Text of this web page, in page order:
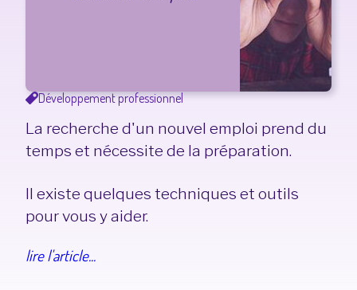
Développement professionnel
La recherche d'un nouvel emploi prend du
temps et nécessite de la préparation.
Il existe quelques techniques et outils
pour vous y aider.
lire l'article...